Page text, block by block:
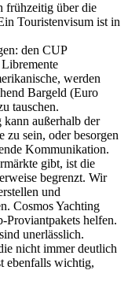
frühzeitig über die
Touristenvisum ist in
den CUP
werden
Bargeld (Euro
tauschen.
außerhalb der
zu sein, oder besorgen
Kommunikation.
gibt, ist die
begrenzt. Wir
und
Cosmos Yachting
Proviantpakets helfen.
unerlässlich.
nicht immer deutlich
ebenfalls wichtig,